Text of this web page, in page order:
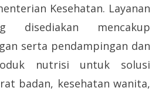
Kesehatan. Layanan
disediakan mencakup
serta pendampingan dan
nutrisi untuk solusi
badan, kesehatan wanita,